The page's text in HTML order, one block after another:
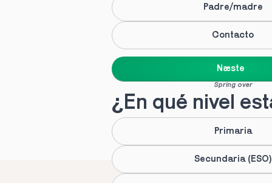
Padre/madre
Contacto
Næste
Spring over
¿En qué nivel
Primaria
Secundaria (ESO)